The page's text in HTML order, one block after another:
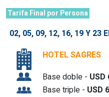
Tarifa Final por Persona
02, 05, 09, 12, 16, 19 Y 23
HOTEL SAGRES
Base doble - USD
Base triple - USD